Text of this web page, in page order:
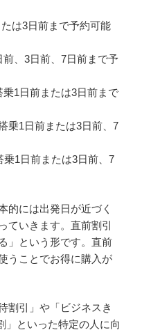
は3日前まで予約可能
前、3日前、7日前まで予
1日前または3日前まで
1日前または3日前、7
乗1日前または3日前、7
的には出発日が近づく
ていきます。直前割引
」という形です。直前
うことでお得に購入が
割引」や「ビジネスき
」といった特定の人に向